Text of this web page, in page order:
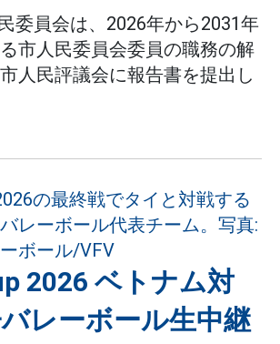
委員会は、2026年から2031年
市人民委員会委員の職務の解
人民評議会に報告書を提出し
2026 ベトナム対
レーボール生中継